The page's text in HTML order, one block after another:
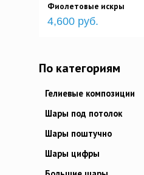
Фиолетовые искры
4,600 руб.
По категориям
Гелиевые композиции
Шары под потолок
Шары поштучно
Шары цифры